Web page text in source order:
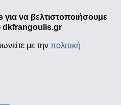
να βελτιστοποιήσουμε
dkfrangoulis.gr
με την πολιτική